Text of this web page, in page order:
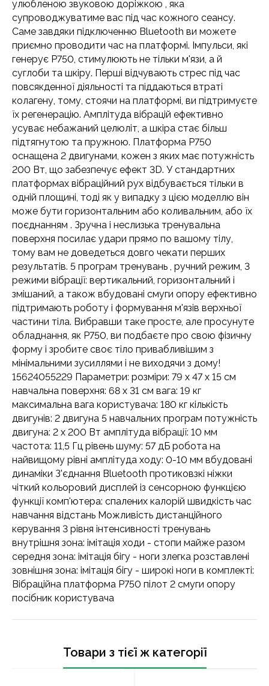
улюбленою звуковою доріжкою , яка
супроводжуватиме вас під час кожного сеансу.
Саме завдяки підключенню Bluetooth ви можете
приємно проводити час на платформі. Імпульси, які
генерує P750, стимулюють не тільки м'язи, а й
суглоби та шкіру. Перші відчувають стрес під час
повсякденної діяльності та піддаються втраті
колагену, тому, стоячи на платформі, ви підтримуєте
їх регенерацію. Амплітуда вібрацій ефективно
усуває небажаний целюліт, а шкіра стає більш
підтягнутою та пружною. Платформа P750
оснащена 2 двигунами, кожен з яких має потужність
200 Вт, що забезпечує ефект 3D. У стандартних
платформах вібраційний рух відбувається тільки в
одній площині, тоді як у випадку з цією моделлю він
може бути горизонтальним або коливальним, або їх
поєднанням . Зручна і неслизька тренувальна
поверхня посилає удари прямо по вашому тілу,
тому вам не доведеться довго чекати перших
результатів. 5 програм тренувань , ручний режим, 3
режими вібрації: вертикальний, горизонтальний і
змішаний, а також вбудовані смуги опору ефективно
підтримають роботу і формування м'язів верхньої
частини тіла. Вибравши таке просте, але просунуте
обладнання, як P750, ви подбаєте про свою фізичну
форму і зробите своє тіло привабливішим з
мінімальними зусиллями і не виходячи з дому!
15624055229 Параметри: розміри: 79 х 47 х 15 см
навчальна поверхня: 68 х 31 см вага: 19 кг
максимальна вага користувача: 180 кг кількість
двигунів: 2 двигуна 5 навчальних програм потужність
двигуна: 2 х 200 Вт амплітуда вібрації: 10 мм
частота: 11,5 Гц рівень шуму: 57 дБ робота на
найвищому рівні амплітуда ходу: 0-10 мм вбудовані
динаміки З'єднання Bluetooth протиковзкі ніжки
чіткий кольоровий дисплей із сенсорною функцією
функції комп'ютера: спалених калорій швидкість час
навчання відстань Можливість дистанційного
керування 3 рівня інтенсивності тренувань
внутрішня зона: імітація ходи - стопи майже разом
середня зона: імітація бігу - ноги злегка розставлені
зовнішня зона: імітація бігу - широкі ноги в комплекті:
Вібраційна платформа P750 пілот 2 смуги опору
посібник користувача
Товари з тієї ж категорії